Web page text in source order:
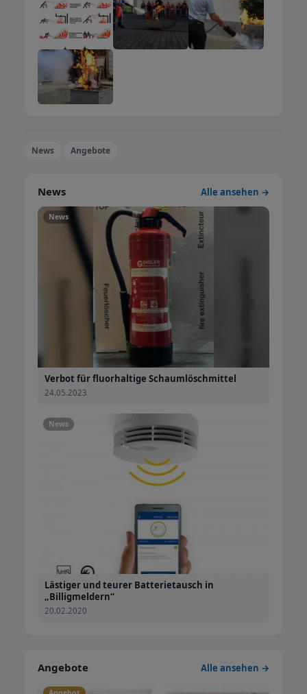
News Angebote
News Alle ansehen →
News
Verbot für fluorhaltige Schaumlöschmittel
24.05.2023
News
Lästiger und teurer Batterietausch in
„Billigmeldern“
20.02.2020
Angebote Alle ansehen →